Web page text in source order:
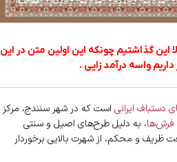
این گذاشتیم چونکه این اولین متن در این
واسه درآمد زایی .
دستباف ایرانی است که در شهر سنندج، مرکز
، به دلیل طرح‌های اصیل و سنتی
ظریف و محکم، از شهرت بالایی برخوردار